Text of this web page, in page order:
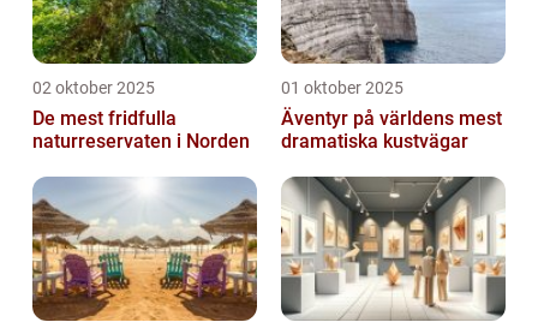
02 oktober 2025
De mest fridfulla
naturreservaten i Norden
01 oktober 2025
Äventyr på världens mest
dramatiska kustvägar